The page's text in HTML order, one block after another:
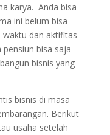
karya. Anda bisa
ini belum bisa
waktu dan aktifitas
bisa saja
bisnis yang
bisnis di masa
Berikut
usaha setelah